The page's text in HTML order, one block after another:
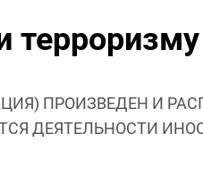
терроризму
ПРОИЗВЕДЕН И
ДЕЯТЕЛЬНОСТИ